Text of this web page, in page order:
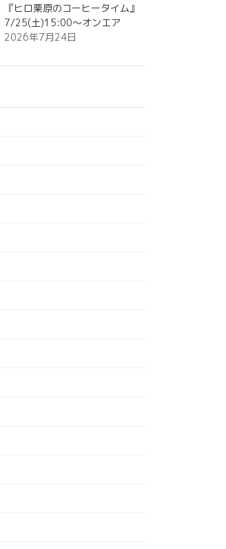
『ヒロ栗原のコーヒータイム』
7/25(土)15:00～オンエア
2026年7月24日